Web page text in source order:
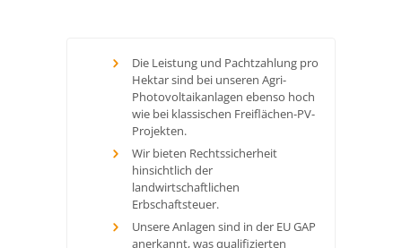
Die Leistung und Pachtzahlung pro
Hektar sind bei unseren Agri-
Photovoltaikanlagen ebenso hoch
wie bei klassischen Freiflächen-PV-
Projekten.
Wir bieten Rechtssicherheit
hinsichtlich der
landwirtschaftlichen
Erbschaftsteuer.
Unsere Anlagen sind in der EU GAP
anerkannt, was qualifizierten